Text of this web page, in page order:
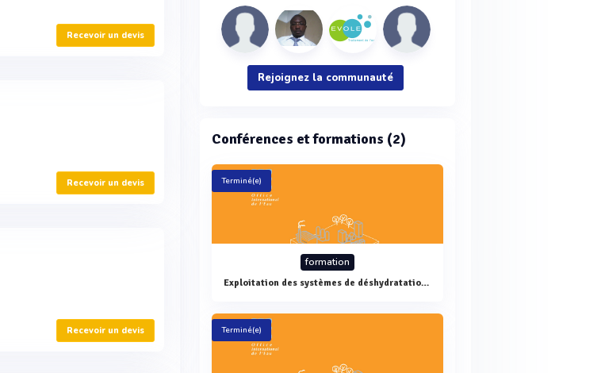
Recevoir un devis
Recevoir un devis
Recevoir un devis
Rejoignez la communauté
Conférences et formations (2)
Terminé(e)
formation
Exploitation des systèmes de déshydratation des boues
Terminé(e)